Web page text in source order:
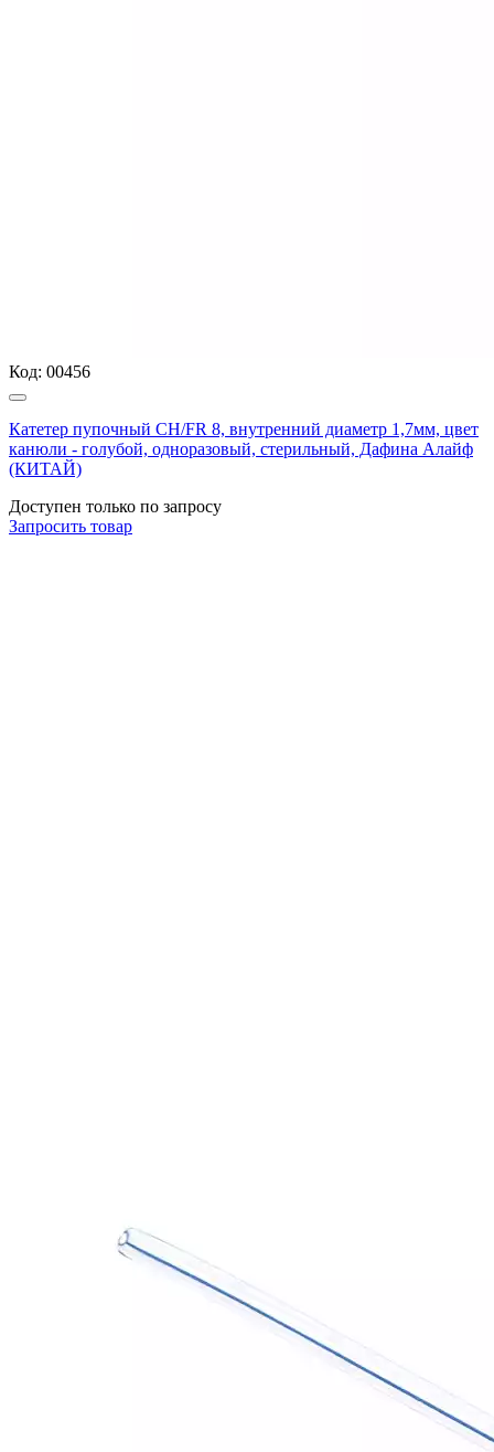
Код: 00456
Катетер пупочный CH/FR 8, внутренний диаметр 1,7мм, цвет
канюли - голубой, одноразовый, стерильный, Дафина Алайф
(КИТАЙ)
Доступен только по запросу
Запросить товар